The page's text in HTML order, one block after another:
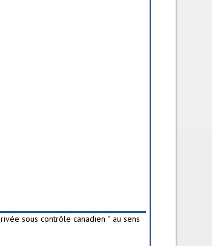
sous contrôle canadien " au sens